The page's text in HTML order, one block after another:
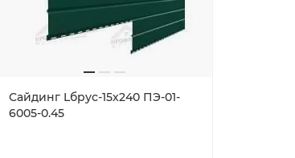
Сайдинг Lбрус-15х240 ПЭ-01-
6005-0.45